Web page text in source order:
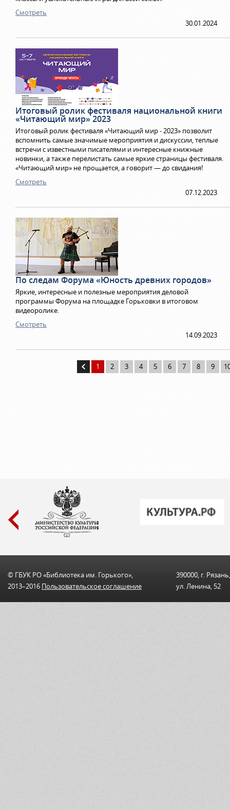
Смотреть
30.01.2024
Итоговый ролик фестиваля национальной книги
«Читающий мир» 2023
Итоговый ролик фестиваля «Читающий мир - 2023» позволит
вспомнить самые значимые мероприятия и дискуссии, теплые
встречи с известными писателями и интересные книжные
новинки, а также перелистать самые яркие страницы фестиваля.
«Читающий мир» не прощается, а говорит — до свидания!
Смотреть
07.12.2023
По следам Форума «Юность древних городов»
Яркие, интересные и полезные мероприятия деловой
программы Форума на площадке Горьковки в итоговом
видеоролике.
Смотреть
14.09.2023
1 2 3 4 5 6 7 8 9
© ГБУК РО «Библиотека им. Горького»,
2013–2016 Пользовательскоe соглашениe
390000, г. Рязань,
ул. Ленина, 52